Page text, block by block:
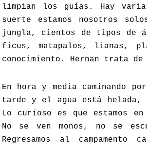
limpian los guías. Hay
suerte estamos nosotros
jungla, cientos de tipos de
ficus, matapalos, lianas,
conocimiento. Hernan trata
En hora y media caminando
tarde y el agua está helada,
Lo curioso es que estamos
No se ven monos, no se
Regresamos al